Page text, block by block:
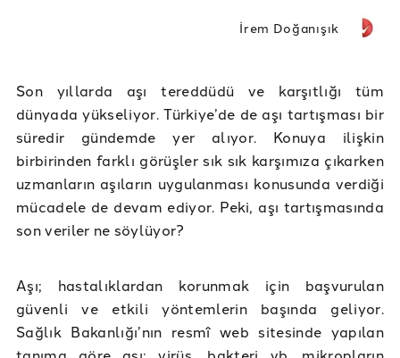
İrem Doğanışık
Son yıllarda aşı tereddüdü ve karşıtlığı tüm
dünyada yükseliyor. Türkiye’de de aşı tartışması bir
süredir gündemde yer alıyor. Konuya ilişkin
birbirinden farklı görüşler sık sık karşımıza çıkarken
uzmanların aşıların uygulanması konusunda verdiği
mücadele de devam ediyor. Peki, aşı tartışmasında
son veriler ne söylüyor?
Aşı; hastalıklardan korunmak için başvurulan
güvenli ve etkili yöntemlerin başında geliyor.
Sağlık Bakanlığı’nın resmî web sitesinde yapılan
tanıma göre aşı; virüs, bakteri vb. mikropların